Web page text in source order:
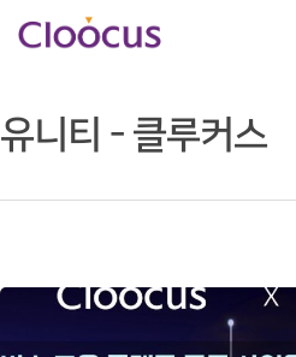
Hit enter to search or ESC to close
유니티 - 클루커스